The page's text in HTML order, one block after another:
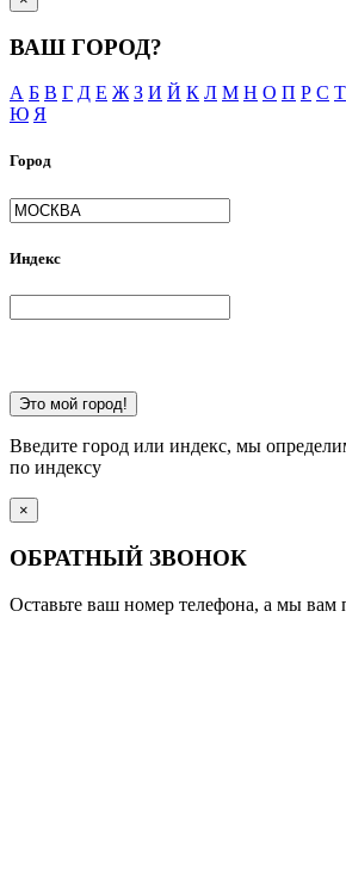
ВАШ ГОРОД?
А Б В Г Д Е Ж З И Й К Л М Н О П Р С Т
Ю Я
Город
Индекс
Это мой город!
Введите город или индекс, мы
по индексу
×
ОБРАТНЫЙ ЗВОНОК
Оставьте ваш номер телефона, а мы вам